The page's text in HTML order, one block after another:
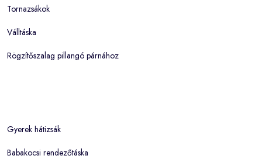
Tornazsákok
Válltáska
Rögzítőszalag pillangó párnához
Gyerek hátizsák
Babakocsi rendezőtáska